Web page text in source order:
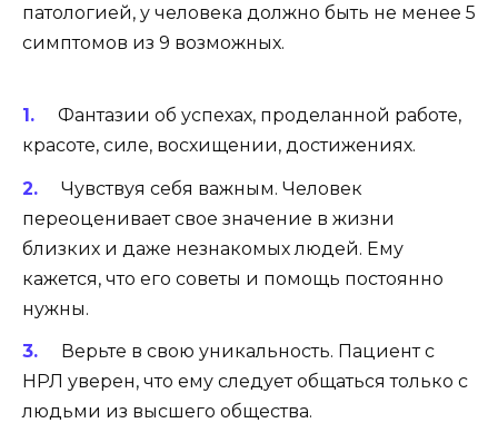
патологией, у человека должно быть не менее 5
симптомов из 9 возможных.
Фантазии об успехах, проделанной работе,
красоте, силе, восхищении, достижениях.
Чувствуя себя важным. Человек
переоценивает свое значение в жизни
близких и даже незнакомых людей. Ему
кажется, что его советы и помощь постоянно
нужны.
Верьте в свою уникальность. Пациент с
НРЛ уверен, что ему следует общаться только с
людьми из высшего общества.